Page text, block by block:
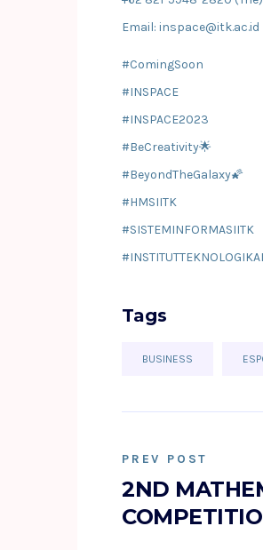
Email: inspace@itk.ac.id
#ComingSoon
#INSPACE
#INSPACE2023
#BeCreativity🌟
#BeyondTheGalaxy🌠
#HMSIITK
#SISTEMINFORMASIITK
Tags
BUSINESS
PREV POST
2ND